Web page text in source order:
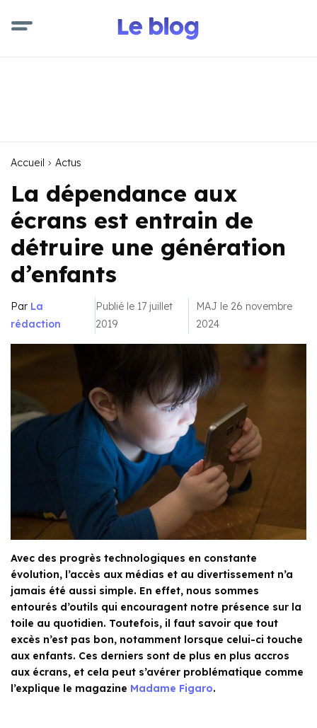
Accueil Actus
La dépendance aux
écrans est entrain de
détruire une génération
d’enfants
Par La
rédaction
Publié le 17 juillet
2019
MAJ le 26 novembre
2024
Avec des progrès technologiques en constante
évolution, l’accès aux médias et au divertissement n’a
jamais été aussi simple. En effet, nous sommes
entourés d’outils qui encouragent notre présence sur la
toile au quotidien. Toutefois, il faut savoir que tout
excès n’est pas bon, notamment lorsque celui-ci touche
aux enfants. Ces derniers sont de plus en plus accros
aux écrans, et cela peut s’avérer problématique comme
l’explique le magazine Madame Figaro.